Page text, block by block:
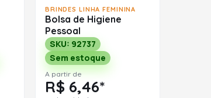
BRINDES LINHA FEMININA
Bolsa de Higiene
Pessoal
SKU: 92737
Sem estoque
A partir de
R$ 6,46*